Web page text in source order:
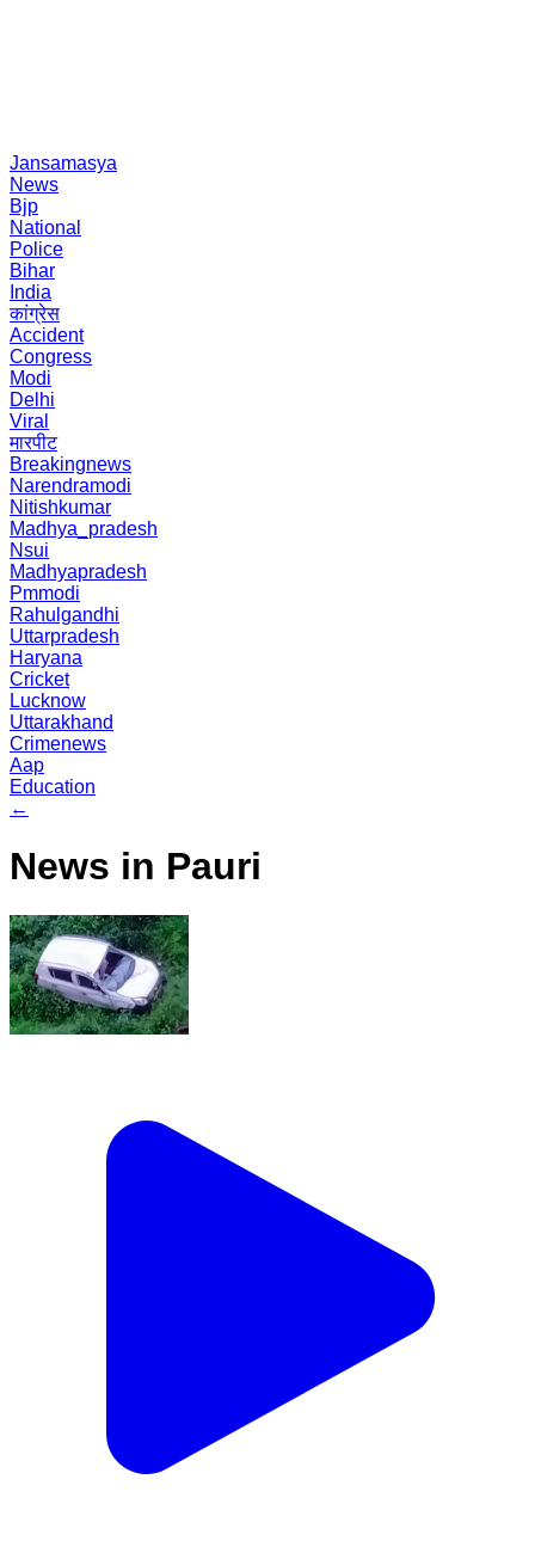
Jansamasya
News
Bjp
National
Police
Bihar
India
कांग्रेस
Accident
Congress
Modi
Delhi
Viral
मारपीट
Breakingnews
Narendramodi
Nitishkumar
Madhya_pradesh
Nsui
Madhyapradesh
Pmmodi
Rahulgandhi
Uttarpradesh
Haryana
Cricket
Lucknow
Uttarakhand
Crimenews
Aap
Education
←
News in Pauri